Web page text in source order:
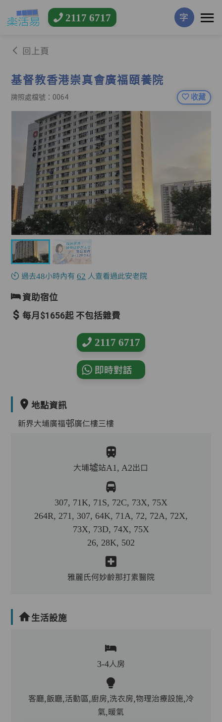
2117 6717 字
回上頁
基督教香港崇真會廣福頤養院
牌照處檔號：0064 收藏
過去48小時內有62 人查看過此安老院
資助宿位
每月$1656起 不包括雜費
2117 6717
即時對話
地點資訊
新界大埔廣福邨廣仁樓三樓
大埔墟站A1, A2出口
307, 71K, 71S, 72C, 73X, 75X
264R, 271, 307, 64K, 71A, 72, 72A, 72X,
73X, 73D, 74X, 75X
26, 28K, 502
雅麗氏何妙齡那打素醫院
生活設施
3-4人房
客廳,飯廳,活動區,廚房,洗衣房,物理治療設施,冷
氣,暖氣